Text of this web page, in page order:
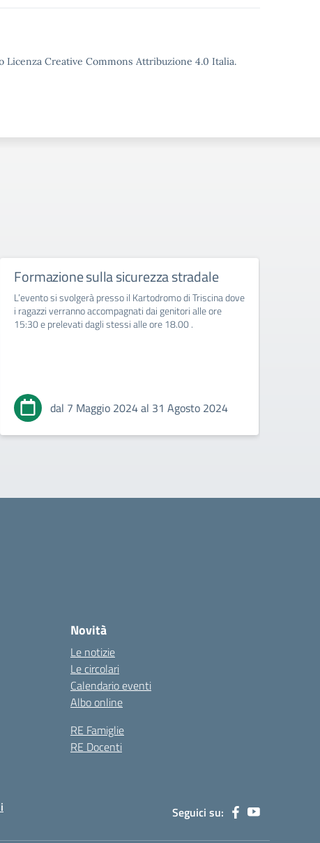
Creative Commons Attribuzione 4.0 Italia.
Formazione sulla sicurezza stradale
L’evento si svolgerà presso il Kartodromo di Triscina dove
i ragazzi verranno accompagnati dai genitori alle ore
15:30 e prelevati dagli stessi alle ore 18.00 .
dal 7 Maggio 2024 al 31 Agosto 2024
Novità
Le notizie
Le circolari
Calendario eventi
Albo online
RE Famiglie
RE Docenti
Seguici su: